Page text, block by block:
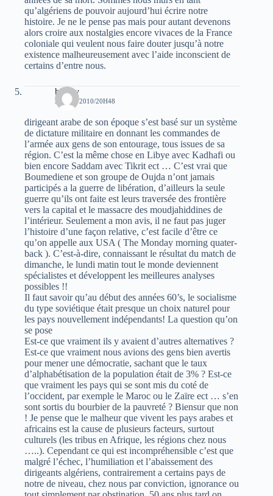
qu’algériens de pouvoir aujourd’hui écrire notre
histoire. Je ne le pense pas mais pour autant devenons
alors croire aux nostalgies encore vivaces de la France
coloniale qui veulent nous faire douter jusqu’à notre
existence malheureusement avec l’aide inconscient de
certains d’entre nous.
bouby
28 MAI 2010/20H48
dirigeant arabe de son époque s’est basé sur un système
de dictature militaire en donnant les commandes de
l’armée aux gens de son entourage, tous issues de sa
région. C’est la même chose en Libye avec Kadhafi ou
bien encore Saddam avec Tikrit ect … C’est vrai que
Boumediene et son groupe de Oujda n’ont jamais
participés a la guerre de libération, d’ailleurs la seule
guerre qu’ils ont faite est leurs traversée des frontière
vers la capital et le massacre des moudjahiddines de
l’intérieur. Seulement a mon avis, il ne faut pas juger
l’histoire d’une façon relative, c’est facile d’être ce
qu’on appelle aux USA ( The Monday morning quater-
back ). C’est-à-dire, connaissant le résultat du match de
dimanche, le lundi matin tout le monde deviennent
spécialistes et développent les meilleures analyses
possibles !!
Il faut savoir qu’au début des années 60’s, le socialisme
du type soviétique était presque un choix naturel pour
les pays nouvellement indépendants! La question qu’on
se pose
Est-ce que vraiment ils y avaient d’autres alternatives ?
Est-ce que vraiment nous avions des gens bien avertis
pour mener une démocratie, sachant que le taux
d’alphabétisation de la population était de 3% ? Est-ce
que vraiment les pays qui se sont mis du coté de
l’occident, par exemple le Maroc ou le Zaïre ect … s’en
sont sortis du bourbier de la pauvreté ? Biensur que non
! Je pense que le malheur que vivent les pays arabes et
africains est la cause de plusieurs facteurs, surtout
culturels (les tribus en Afrique, les régions chez nous
…..). Cependant ce qui est incompréhensible c’est que
malgré l’échec, l’humiliation et l’abaissement des
dirigeants algériens, contrairement a certains pays de
notre de niveau, chez nous par conviction, ignorance ou